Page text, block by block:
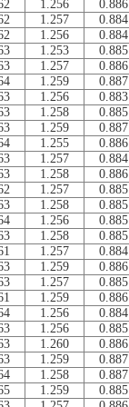
1.256 0.886
1.257 0.884
1.256 0.884
1.253 0.885
1.257 0.886
1.259 0.887
1.256 0.883
1.258 0.885
1.259 0.887
1.255 0.886
1.257 0.884
1.258 0.886
1.257 0.885
1.258 0.885
1.256 0.885
1.258 0.885
1.257 0.884
1.259 0.886
1.257 0.885
1.259 0.886
1.256 0.884
1.256 0.885
1.260 0.886
1.259 0.887
1.258 0.887
1.259 0.885